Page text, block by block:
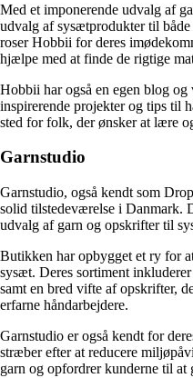
Med et imponerende udvalg af
udvalg af sysætprodukter til
roser Hobbii for deres
hjælpe med at finde de rigtige
Hobbii har også en egen blog
inspirerende projekter og tips til
sted for folk, der ønsker at lære
Garnstudio
Garnstudio, også kendt som
solid tilstedeværelse i Danmark.
udvalg af garn og opskrifter til
Butikken har opbygget et ry for
sysæt. Deres sortiment
samt en bred vifte af opskrifter,
erfarne håndarbejdere.
Garnstudio er også kendt for
stræber efter at reducere
garn og opfordrer kunderne til at